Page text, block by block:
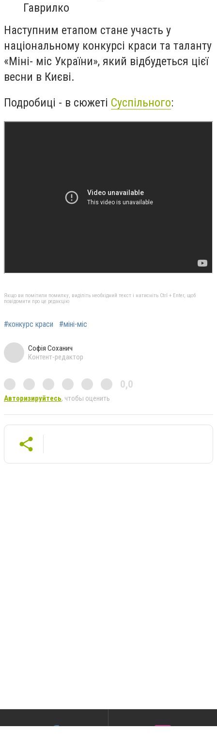
Гаврилко
Наступним етапом стане участь у
національному конкурсі краси та таланту
«Міні- міс України», який відбудеться цієї
весни в Києві.
Подробиці - в сюжеті Суспільного:
Якщо ви помітили помилку, виділіть необхідний текст і натисніть Ctrl + Enter, щоб
повідомити про це редакцію
#конкурс краси #міні-міс
Софія Соханич
Контент-редактор
0,0
Авторизируйтесь, чтобы оценить